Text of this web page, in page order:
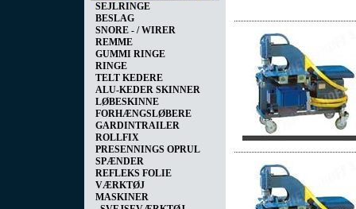
SEJLRINGE
BESLAG
SNORE - / WIRER
REMME
GUMMI RINGE
RINGE
TELT KEDERE
ALU-KEDER SKINNER
LØBESKINNE
FORHÆNGSLØBERE
GARDINTRAILER
ROLLFIX
PRESENNINGS OPRUL
SPÆNDER
REFLEKS FOLIE
VÆRKTØJ
MASKINER